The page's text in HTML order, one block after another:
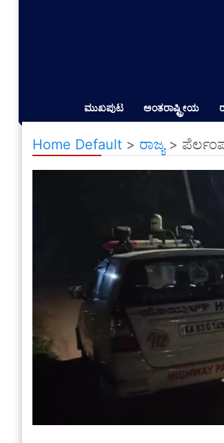
ಮುಖಪುಟ ಅಂತರಾಷ್ಟ್ರೀಯ
Home Default > ರಾಜ್ಯ>